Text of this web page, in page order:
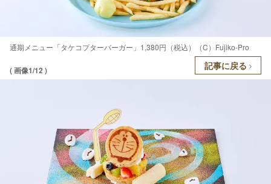
通期メニュー「タケコプターバーガー」1,380円（税込）（C）Fujiko-Pro
( 画像1/12 ) 記事に戻る